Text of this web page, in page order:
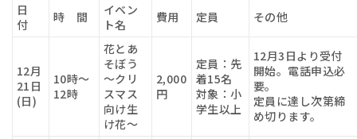
日
付
時 間
イベン
ト名
費用 定員 その他
12月
21日
(日)
10時～
12時
花とあ
そぼう
～クリ
スマス
向け生
け花～
2,000
円
定員：先
着15名
対象：小
学生以上
12月3日より受付
開始。電話申込必
要。
定員に達し次第締
め切ります。